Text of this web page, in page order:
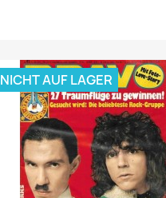
NICHT AUF LAGER